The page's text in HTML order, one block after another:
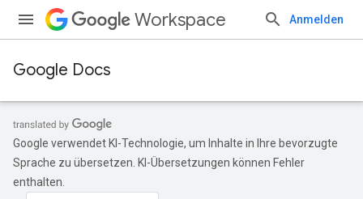
Workspace Anmelden
Google Docs
Google verwendet KI-Technologie, um Inhalte in Ihre bevorzugte
Sprache zu übersetzen. KI-Übersetzungen können Fehler
enthalten.